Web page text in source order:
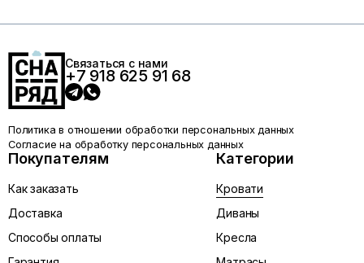
Связаться с нами
+7 918 625 91 68
Политика в отношении обработки персональных данных
Согласие на обработку персональных данных
Покупателям
Как заказать
Доставка
Способы оплаты
Категории
Кровати
Диваны
Кресла